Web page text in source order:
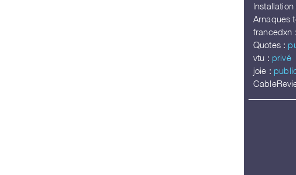
Arnaques
francedxn :
Quotes :
vtu : privé
joie :